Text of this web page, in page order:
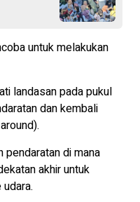
untuk melakukan
landasan pada pukul
dan kembali
pendaratan di mana
akhir untuk